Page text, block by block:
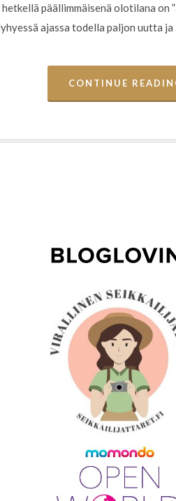
päällimmäisenä olotilana
ajassa todella paljon uutta ja
CONTINUE